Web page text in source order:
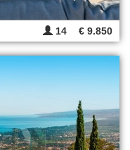
14 € 9.850